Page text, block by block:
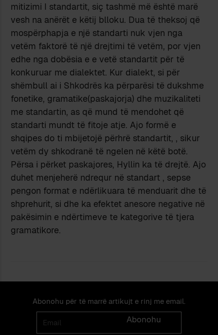
mitizimi I standartit, siç tashmë më është marë
vesh na anërët e këtij blloku. Dua të theksoj që
mospërphapja e një standarti nuk vjen nga
vetëm faktorë të një drejtimi të vetëm, por vjen
edhe nga dobësia e e vetë standartit për të
konkuruar me dialektet. Kur dialekt, si për
shëmbull ai i Shkodrës ka përparësi të dukshme
fonetike, gramatike(paskajorja) dhe muzikaliteti
me standartin, as që mund të mendohet që
standarti mundt të fitoje atje. Ajo formë e
shqipes do ti mbijetojë përhrë standartit, , sikur
vetëm dy shkodranë të ngelen në këtë botë.
Përsa i përket paskajores, Hyllin ka të drejtë. Ajo
duhet menjeherë ndrequr në standart , sepse
pengon format e ndërlikuara të menduarit dhe të
shprehurit, si dhe ka efektet anesore negative në
pakësimin e ndërtimeve te kategorive të tjera
gramatikore.
Abonohu për të marrë artikujt e rinj me email.
Email
Abonohu